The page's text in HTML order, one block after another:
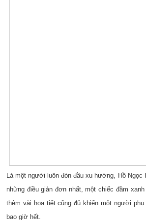
Là một người luôn đón đầu xu hướng, Hồ Ngọc
những điều giản đơn nhất, một chiếc đầm
thêm vài họa tiết cũng đủ khiến một người
bao giờ hết.